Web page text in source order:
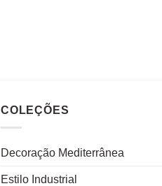
COLEÇÕES
Decoração Mediterrânea
Estilo Industrial